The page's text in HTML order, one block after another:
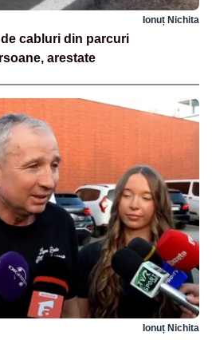
Ionuț Nichita
de cabluri din parcuri
arestate
Ionuț Nichita